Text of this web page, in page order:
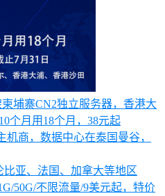
埔寨CN2独立服务器，香港大
个月用18个月，38元起
机商，数据中心在泰国曼谷，
比亚、法国、加拿大等地区
50G/不限流量/9美元起，特价